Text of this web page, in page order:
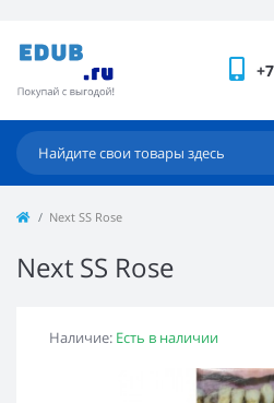
Next SS Rose
Next SS Rose
Наличие: Есть в наличии